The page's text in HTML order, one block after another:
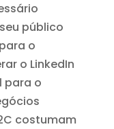
público
o
o LinkedIn
para o
costumam